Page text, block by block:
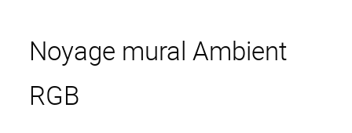
Cage de Faraday
CopperSHIELD
Noyage mural Ambient
RGB